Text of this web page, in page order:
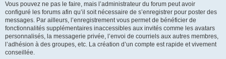
Vous pouvez ne pas le faire, mais l’administrateur du forum peut avoir
configuré les forums afin qu’il soit nécessaire de s’enregistrer pour poster des
messages. Par ailleurs, l’enregistrement vous permet de bénéficier de
fonctionnalités supplémentaires inaccessibles aux invités comme les avatars
personnalisés, la messagerie privée, l’envoi de courriels aux autres membres,
l’adhésion à des groupes, etc. La création d’un compte est rapide et vivement
conseillée.